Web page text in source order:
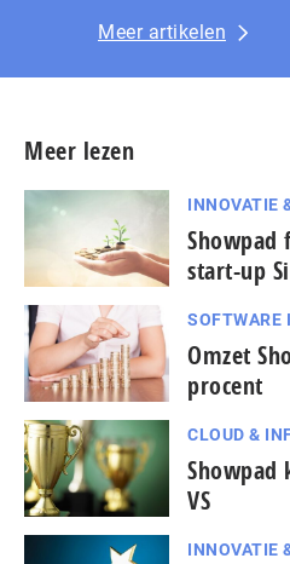
Meer artikelen
Meer lezen
INNOVATIE
Showpad
start-up
SOFTWARE
Omzet
procent
CLOUD &
Showpad
VS
INNOVATIE